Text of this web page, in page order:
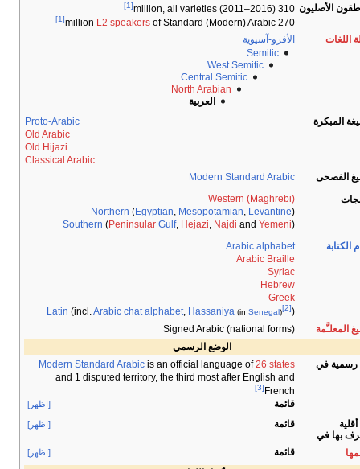
الأصليون 310 million, all varieties (2011–2016)
[1]
270 million
L2 speakers of Standard (Modern) Arabic
[1]
اللغات
الأفرو-آسيوية
Semitic
West Semitic
Central Semitic
North Arabian
العربية
المبكرة
Proto-Arabic
Old Arabic
Old Hijazi
Classical Arabic
الفصحى
Modern Standard Arabic
Western (Maghrebi)
Northern (Egyptian, Mesopotamian, Levantine)
Southern (Peninsular Gulf, Hejazi, Najdi and Yemeni)
الكتابة
Arabic alphabet
Arabic Braille
Syriac
Hebrew
Greek
Latin (incl.Arabic chat alphabet, Hassaniya (in Senegal) [2])
المعلـَّمة
Signed Arabic (national forms)
الوضع الرسمي
رسمية في
Modern Standard Arabic is an official language of26 states
and 1 disputed territory, the third most after English and
French
[3]
قائمة [اظهر]
بها في
قائمة [اظهر]
قائمة [اظهر]